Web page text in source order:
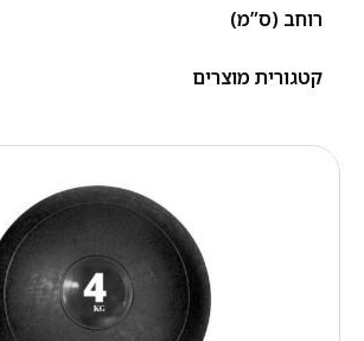
רוחב (ס”מ)
קטגורית מוצרים